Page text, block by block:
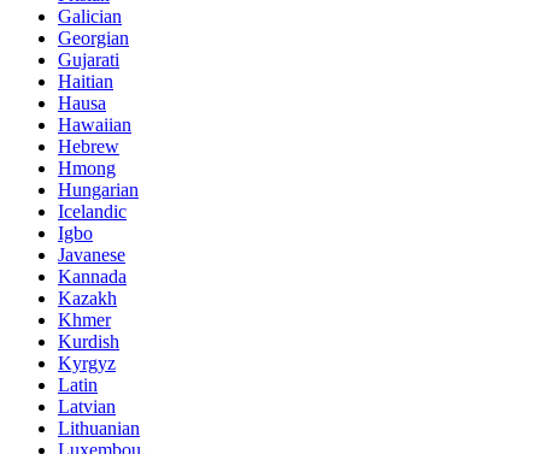
Galician
Georgian
Gujarati
Haitian
Hausa
Hawaiian
Hebrew
Hmong
Hungarian
Icelandic
Igbo
Javanese
Kannada
Kazakh
Khmer
Kurdish
Kyrgyz
Latin
Latvian
Lithuanian
Luxembou..